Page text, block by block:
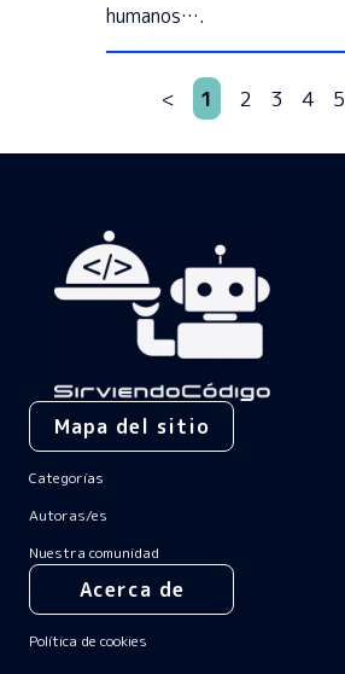
humanos….
< 1 2 3 4 5
Mapa del sitio
Categorías
Autoras/es
Nuestra comunidad
Acerca de
Política de cookies